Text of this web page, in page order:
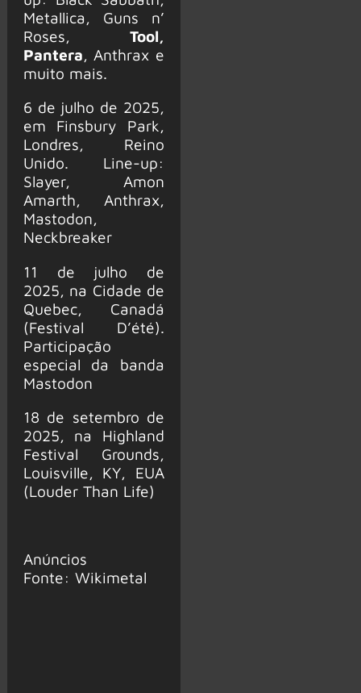
Metallica, Guns n’
Roses, Tool,
Pantera, Anthrax e
muito mais.
6 de julho de 2025,
em Finsbury Park,
Londres, Reino
Unido. Line-up:
Slayer, Amon
Amarth, Anthrax,
Mastodon,
Neckbreaker
11 de julho de
2025, na Cidade de
Quebec, Canadá
(Festival D’été).
Participação
especial da banda
Mastodon
18 de setembro de
2025, na Highland
Festival Grounds,
Louisville, KY, EUA
(Louder Than Life)
Anúncios
Fonte: Wikimetal